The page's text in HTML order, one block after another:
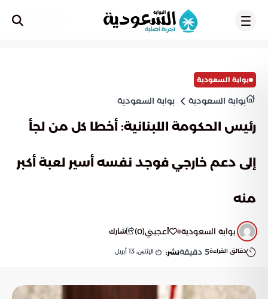
بوابة السعودية
بوابة السعودية بوابة السعودية
رئيس الحكومة اللبنانية: أخطا كل من لجأ
إلى دعم خارجي فوجد نفسه أسير لعبة أكبر
منه
بوابة السعودية أعجبني(
0
) شارك
دقائق القراءة5 دقيقةنشر: الإثنين, 13 أبريل